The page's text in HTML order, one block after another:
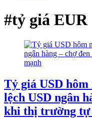
#tỷ giá EUR
Tỷ giá USD hôm
lệch USD ngân
khi thị trường tự